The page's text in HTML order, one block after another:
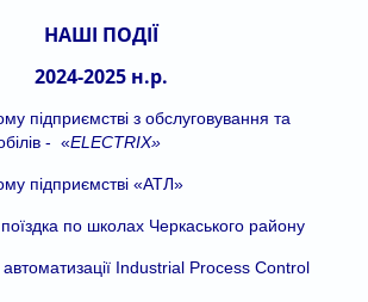
НАШІ ПОДІЇ
2024-2025 н.р.
підприємстві з обслуговування та
- «ELECTRIX»
підприємстві «АТЛ»
по школах Черкаського району
автоматизації Industrial Process Control